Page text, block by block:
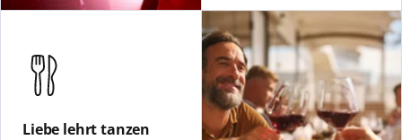
Liebe lehrt tanzen